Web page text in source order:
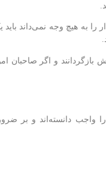
را به هیچ وجه نمی‌داند
و اگر صاحبان
دانسته‌اند و بر